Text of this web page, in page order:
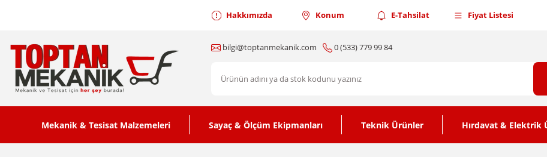
Hakkımızda Konum E-Tahsilat Fiyat Listesi
bilgi@toptanmekanik.com 0 (533) 779 99 84
Mekanik & Tesisat Malzemeleri Sayaç & Ölçüm Ekipmanları Teknik Ürünler Hırdavat & Elektrik